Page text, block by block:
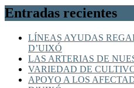
Entradas recientes
LÍNEAS AYUDAS
D’UIXÓ
LAS ARTERIAS DE
VARIEDAD DE
APOYO A LOS